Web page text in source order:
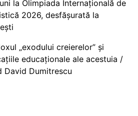
la Olimpiada Internațională de
2026, desfășurată la
„exodului creierelor” și
educaționale ale acestuia /
David Dumitrescu